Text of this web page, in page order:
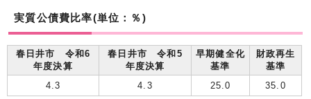
実質公債費比率(単位：％)
春日井市 令和6
年度決算
春日井市 令和5
年度決算
早期健全化
基準
財政再生
基準
4.3
4.3 25.0 35.0